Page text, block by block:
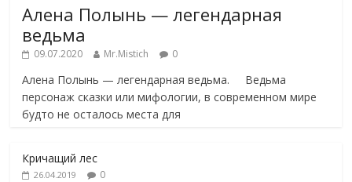
Алена Полынь — легендарная
ведьма
09.07.2020 Mr.Mistich 0
Алена Полынь — легендарная ведьма. Ведьма
персонаж сказки или мифологии, в современном мире
будто не осталось места для
Кричащий лес
26.04.2019 0